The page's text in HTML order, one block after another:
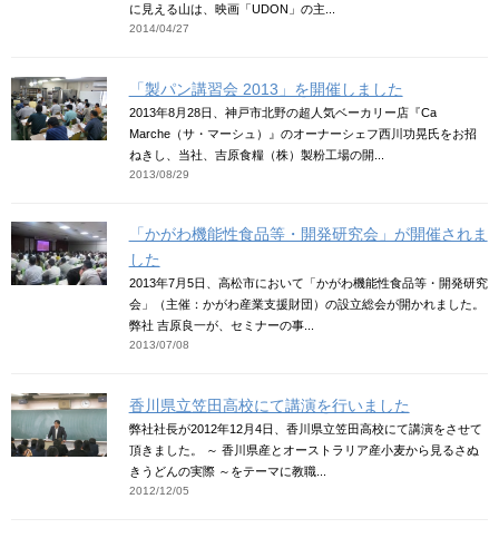
に見える山は、映画「UDON」の主...
2014/04/27
「製パン講習会 2013」を開催しました
2013年8月28日、神戸市北野の超人気ベーカリー店『Ca
Marche（サ・マーシュ）』のオーナーシェフ西川功晃氏をお招
ねきし、当社、吉原食糧（株）製粉工場の開...
2013/08/29
「かがわ機能性食品等・開発研究会」が開催されま
した
2013年7月5日、高松市において「かがわ機能性食品等・開発研究
会」（主催：かがわ産業支援財団）の設立総会が開かれました。
弊社 吉原良一が、セミナーの事...
2013/07/08
香川県立笠田高校にて講演を行いました
弊社社長が2012年12月4日、香川県立笠田高校にて講演をさせて
頂きました。 ～ 香川県産とオーストラリア産小麦から見るさぬ
きうどんの実際 ～をテーマに教職...
2012/12/05